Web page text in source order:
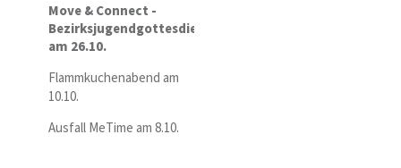
Move & Connect -
Bezirksjugendgottesdienst
am 26.10.
Flammkuchenabend am
10.10.
Ausfall MeTime am 8.10.